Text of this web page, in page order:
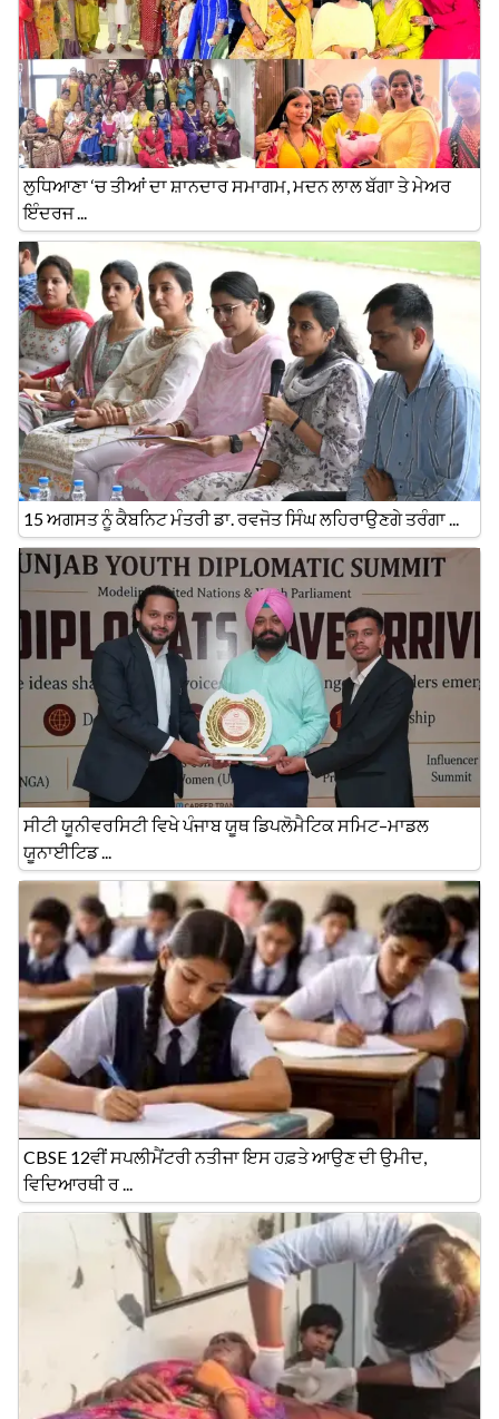
ਲੁਧਿਆਣਾ ‘ਚ ਤੀਆਂ ਦਾ ਸ਼ਾਨਦਾਰ ਸਮਾਗਮ, ਮਦਨ ਲਾਲ ਬੱਗਾ ਤੇ ਮੇਅਰ
ਇੰਦਰਜ ...
15 ਅਗਸਤ ਨੂੰ ਕੈਬਨਿਟ ਮੰਤਰੀ ਡਾ. ਰਵਜੋਤ ਸਿੰਘ ਲਹਿਰਾਉਣਗੇ ਤਰੰਗਾ ...
ਸੀਟੀ ਯੂਨੀਵਰਸਿਟੀ ਵਿਖੇ ਪੰਜਾਬ ਯੂਥ ਡਿਪਲੋਮੈਟਿਕ ਸਮਿਟ–ਮਾਡਲ
ਯੂਨਾਈਟਿਡ ...
CBSE 12ਵੀਂ ਸਪਲੀਮੈਂਟਰੀ ਨਤੀਜਾ ਇਸ ਹਫ਼ਤੇ ਆਉਣ ਦੀ ਉਮੀਦ,
ਵਿਦਿਆਰਥੀ ਰ ...